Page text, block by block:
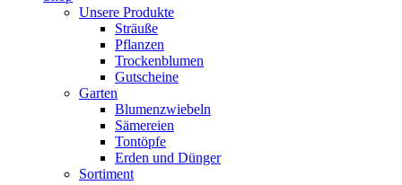
Unsere Produkte
Sträuße
Pflanzen
Trockenblumen
Gutscheine
Garten
Blumenzwiebeln
Sämereien
Tontöpfe
Erden und Dünger
Sortiment